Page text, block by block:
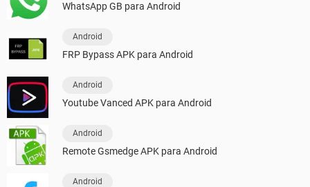
WhatsApp GB para Android
Android
FRP Bypass APK para Android
Android
Youtube Vanced APK para Android
Android
Remote Gsmedge APK para Android
Android